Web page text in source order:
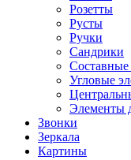
Розетты
Русты
Ручки
Сандрики
Угловые
Элементы
Звонки
Зеркала
Картины